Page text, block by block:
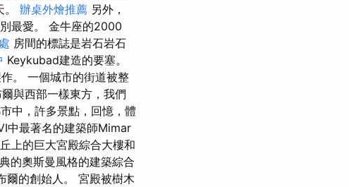
辦桌外燴推薦 另外，
最愛。 金牛座的2000
房間的標誌是岩石岩石
Keykubad建造的要塞。
。 一個城市的街道被整
與西部一樣東方，我們
中，許多景點，回憶，體
中最著名的建築師Mimar
上的巨大宮殿綜合大樓和
的奧斯曼風格的建築綜合
的創始人。 宮殿被樹木